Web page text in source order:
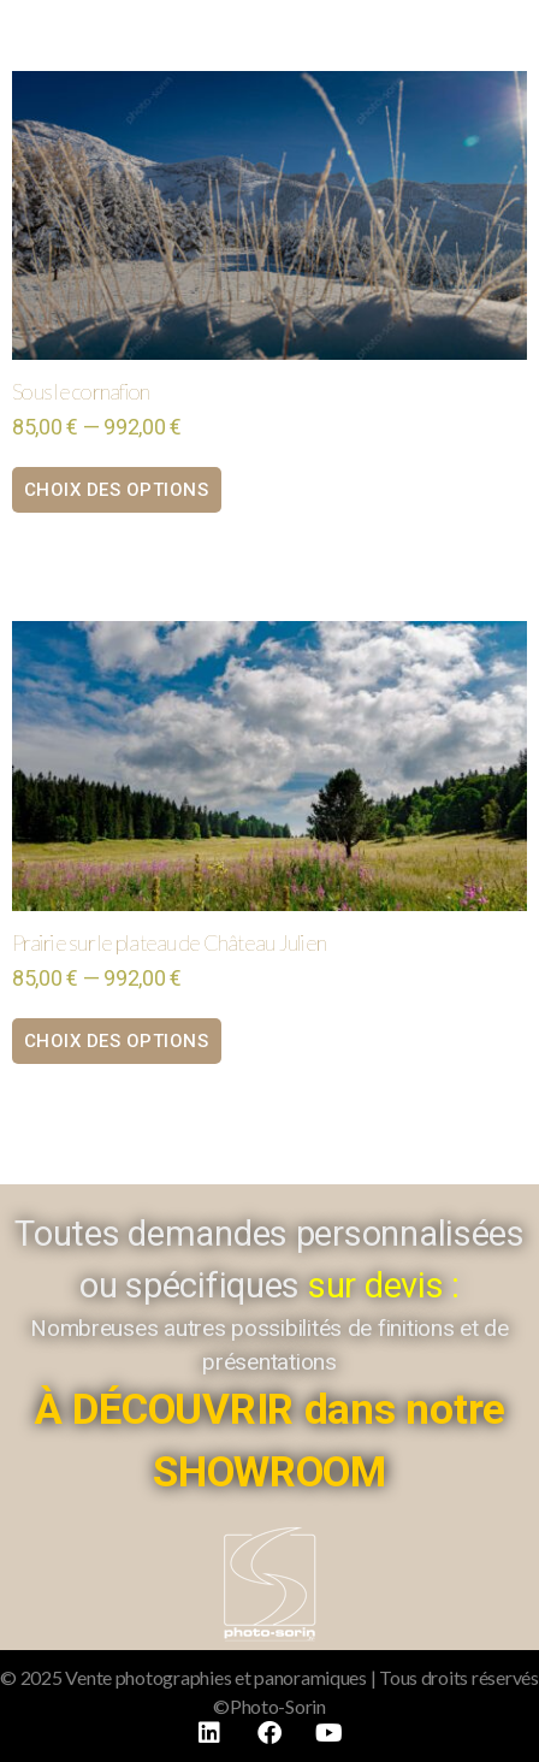
Sous le cornafion
85,00 € — 992,00 €
CHOIX DES OPTIONS
Prairie sur le plateau de Château Julien
85,00 € — 992,00 €
CHOIX DES OPTIONS
Toutes demandes personnalisées
ou spécifiquessur devis :
Nombreuses autres possibilités de finitions et de
présentations
À DÉCOUVRIR dans notre
SHOWROOM
© 2025 Vente photographies et panoramiques | Tous droits réservés
©Photo-Sorin